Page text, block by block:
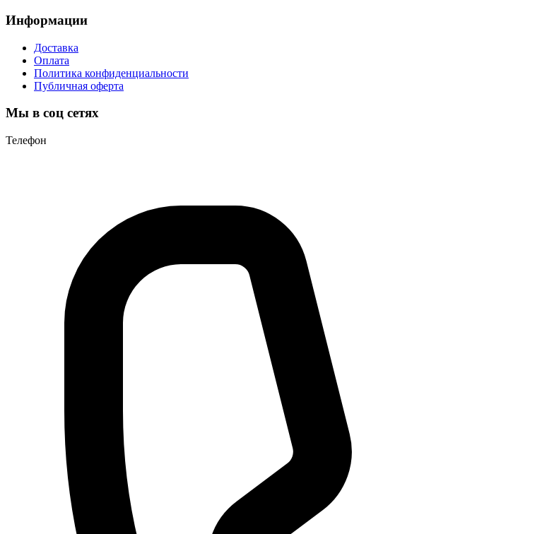
Информации
Доставка
Оплата
Политика конфиденциальности
Публичная оферта
Мы в соц сетях
Телефон